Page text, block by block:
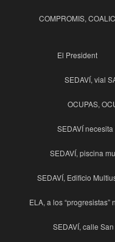
COMPROMIS,
El President
SEDAVÍ, vial
OCUPAS,
SEDAVÍ
SEDAVÍ, piscina
SEDAVÍ, Edificio
ELA, a los
SEDAVÍ, calle